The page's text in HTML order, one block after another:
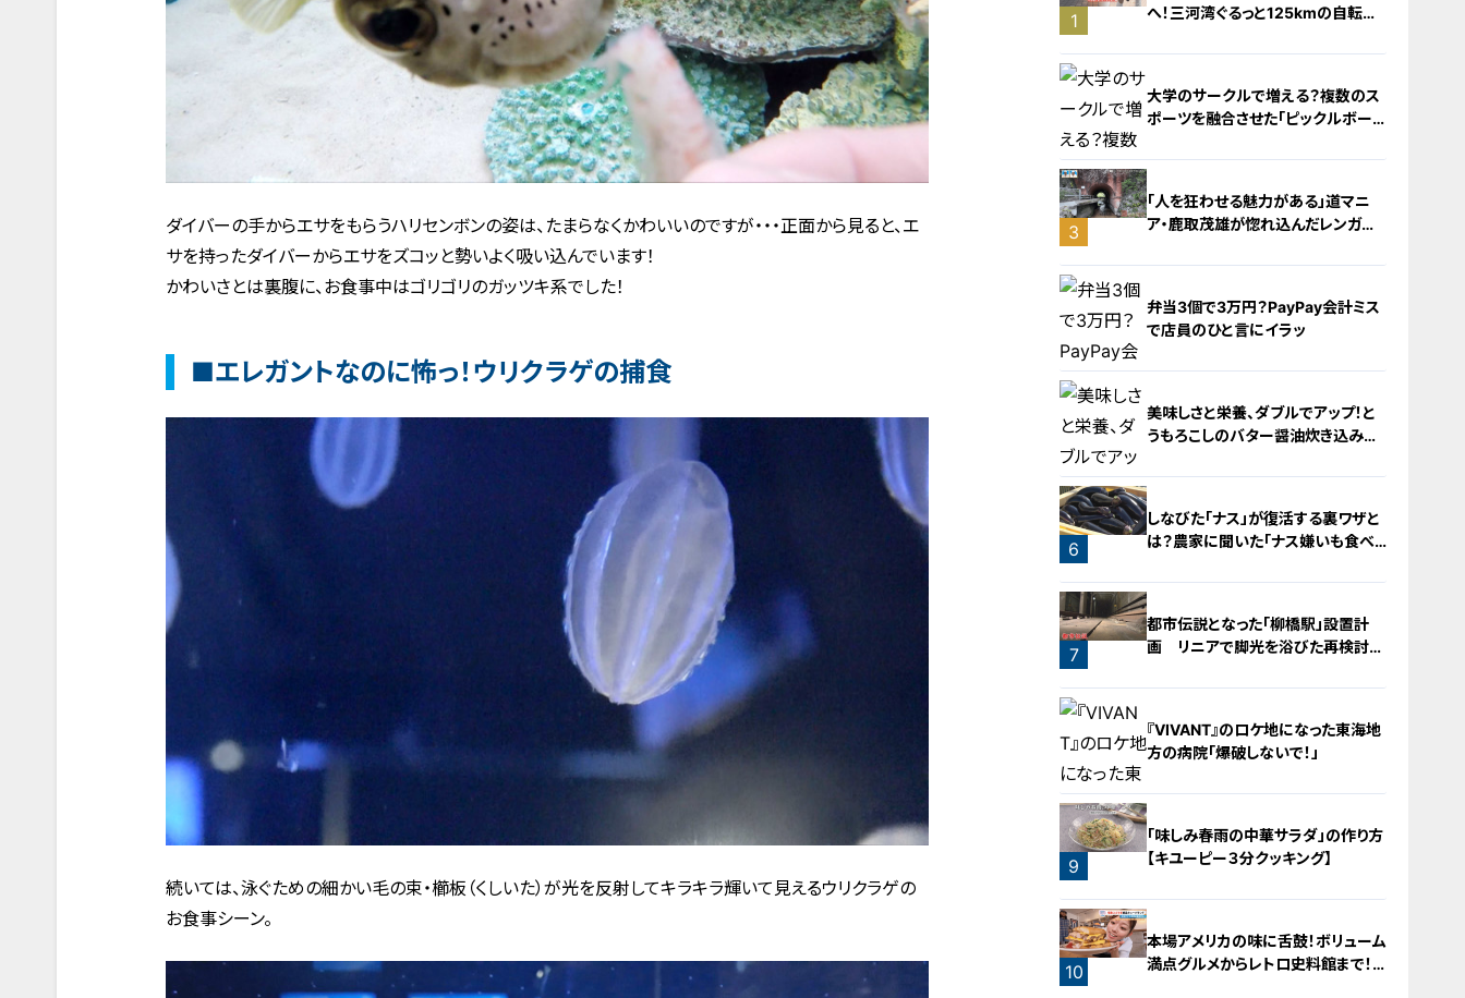
ダイバーの手からエサをもらうハリセンボンの姿は、たまらなくかわいいのですが・・・正面から見ると、エ
サを持ったダイバーからエサをズコッと勢いよく吸い込んでいます！
かわいさとは裏腹に、お食事中はゴリゴリのガッツキ系でした！
■エレガントなのに怖っ！ウリクラゲの捕食
続いては、泳ぐための細かい毛の束・櫛板（くしいた）が光を反射してキラキラ輝いて見えるウリクラゲの
お食事シーン。
1
へ！三河湾ぐるっと125kmの自転車
2
大学のサークルで増える？複数のス
ポーツを融合させた「ピックルボー
3
「人を狂わせる魅力がある」道マニ
ア・鹿取茂雄が惚れ込んだレンガの
4
弁当3個で3万円？PayPay会計ミス
で店員のひと言にイラッ
5
美味しさと栄養、ダブルでアップ！と
うもろこしのバター醤油炊き込みご
6
しなびた「ナス」が復活する裏ワザと
は？農家に聞いた「ナス嫌いも食べ
7
都市伝説となった「柳橋駅」設置計
画 リニアで脚光を浴びた再検討の
8
『VIVANT』のロケ地になった東海地
方の病院「爆破しないで！」
9
「味しみ春雨の中華サラダ」の作り方
【キユーピー３分クッキング】
10
本場アメリカの味に舌鼓！ボリューム
満点グルメからレトロ史料館まで！